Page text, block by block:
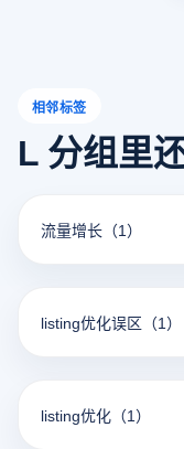
相邻标签
L 分组里
流量增长 （1）
listing优化误区 （1）
listing优化 （1）